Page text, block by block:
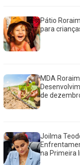
Pátio
para
MDA
de
Joilma
na Primeira